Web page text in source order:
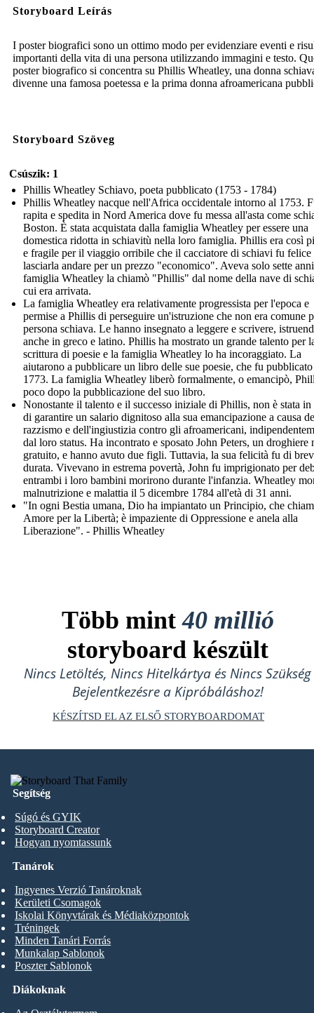
Storyboard Leírás
I poster biografici sono un ottimo modo per evidenziare eventi e
importanti della vita di una persona utilizzando immagini e testo.
poster biografico si concentra su Phillis Wheatley, una donna
divenne una famosa poetessa e la prima donna afroamericana
Storyboard Szöveg
Csúszik: 1
Phillis Wheatley Schiavo, poeta pubblicato (1753 - 1784)
Phillis Wheatley nacque nell'Africa occidentale intorno al 1753.
rapita e spedita in Nord America dove fu messa all'asta come
Boston. È stata acquistata dalla famiglia Wheatley per essere una
domestica ridotta in schiavitù nella loro famiglia. Phillis era così
e fragile per il viaggio orribile che il cacciatore di schiavi fu felice
lasciarla andare per un prezzo "economico". Aveva solo sette
famiglia Wheatley la chiamò "Phillis" dal nome della nave di
cui era arrivata.
La famiglia Wheatley era relativamente progressista per l'epoca e
permise a Phillis di perseguire un'istruzione che non era comune
persona schiava. Le hanno insegnato a leggere e scrivere,
anche in greco e latino. Phillis ha mostrato un grande talento per
scrittura di poesie e la famiglia Wheatley lo ha incoraggiato. La
aiutarono a pubblicare un libro delle sue poesie, che fu
1773. La famiglia Wheatley liberò formalmente, o emancipò,
poco dopo la pubblicazione del suo libro.
Nonostante il talento e il successo iniziale di Phillis, non è stata in
di garantire un salario dignitoso alla sua emancipazione a causa
razzismo e dell'ingiustizia contro gli afroamericani,
dal loro status. Ha incontrato e sposato John Peters, un droghiere
gratuito, e hanno avuto due figli. Tuttavia, la sua felicità fu di
durata. Vivevano in estrema povertà, John fu imprigionato per
entrambi i loro bambini morirono durante l'infanzia. Wheatley
malnutrizione e malattia il 5 dicembre 1784 all'età di 31 anni.
"In ogni Bestia umana, Dio ha impiantato un Principio, che
Amore per la Libertà; è impaziente di Oppressione e anela alla
Liberazione". - Phillis Wheatley
Több mint40 millió
storyboard készült
Nincs Letöltés, Nincs Hitelkártya és Nincs Szükség
Bejelentkezésre a Kipróbáláshoz!
KÉSZÍTSD EL AZ ELSŐ STORYBOARDOMAT
Segítség
Súgó és GYIK
Storyboard Creator
Hogyan nyomtassunk
Diákoknak
Tanárok
Ingyenes Verzió Tanároknak
Kerületi Csomagok
Iskolai Könyvtárak és Médiaközpontok
Tréningek
Minden Tanári Forrás
Munkalap Sablonok
Poszter Sablonok